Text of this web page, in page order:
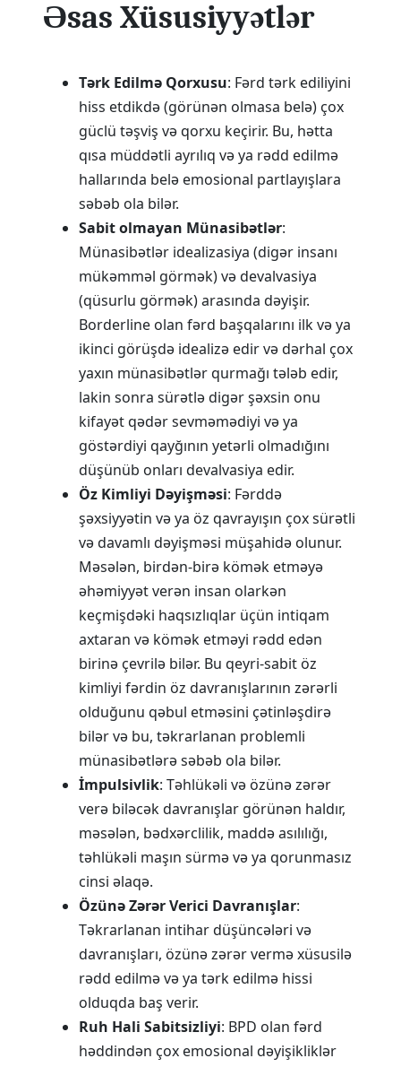
Əsas Xüsusiyyətlər
Tərk Edilmə Qorxusu: Fərd tərk ediliyini
hiss etdikdə (görünən olmasa belə) çox
güclü təşviş və qorxu keçirir. Bu, hətta
qısa müddətli ayrılıq və ya rədd edilmə
hallarında belə emosional partlayışlara
səbəb ola bilər.
Sabit olmayan Münasibətlər:
Münasibətlər idealizasiya (digər insanı
mükəmməl görmək) və devalvasiya
(qüsurlu görmək) arasında dəyişir.
Borderline olan fərd başqalarını ilk və ya
ikinci görüşdə idealizə edir və dərhal çox
yaxın münasibətlər qurmağı tələb edir,
lakin sonra sürətlə digər şəxsin onu
kifayət qədər sevməmədiyi və ya
göstərdiyi qayğının yetərli olmadığını
düşünüb onları devalvasiya edir.
Öz Kimliyi Dəyişməsi: Fərddə
şəxsiyyətin və ya öz qavrayışın çox sürətli
və davamlı dəyişməsi müşahidə olunur.
Məsələn, birdən-birə kömək etməyə
əhəmiyyət verən insan olarkən
keçmişdəki haqsızlıqlar üçün intiqam
axtaran və kömək etməyi rədd edən
birinə çevrilə bilər. Bu qeyri-sabit öz
kimliyi fərdin öz davranışlarının zərərli
olduğunu qəbul etməsini çətinləşdirə
bilər və bu, təkrarlanan problemli
münasibətlərə səbəb ola bilər.
İmpulsivlik: Təhlükəli və özünə zərər
verə biləcək davranışlar görünən haldır,
məsələn, bədxərclilik, maddə asılılığı,
təhlükəli maşın sürmə və ya qorunmasız
cinsi əlaqə.
Özünə Zərər Verici Davranışlar:
Təkrarlanan intihar düşüncələri və
davranışları, özünə zərər vermə xüsusilə
rədd edilmə və ya tərk edilmə hissi
olduqda baş verir.
Ruh Hali Sabitsizliyi: BPD olan fərd
həddindən çox emosional dəyişikliklər